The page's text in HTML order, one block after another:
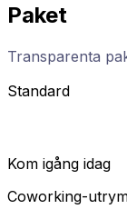
Paket
Transparenta
Standard
Kom igång idag
Coworking-